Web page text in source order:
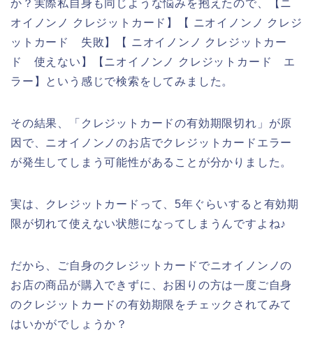
か？実際私自身も同じような悩みを抱えたので、【ニ
オイノンノ クレジットカード】【 ニオイノンノ クレジ
ットカード 失敗】【 ニオイノンノ クレジットカー
ド 使えない】【ニオイノンノ クレジットカード エ
ラー】という感じで検索をしてみました。
その結果、「クレジットカードの有効期限切れ」が原
因で、ニオイノンノのお店でクレジットカードエラー
が発生してしまう可能性があることが分かりました。
実は、クレジットカードって、5年ぐらいすると有効期
限が切れて使えない状態になってしまうんですよね♪
だから、ご自身のクレジットカードでニオイノンノの
お店の商品が購入できずに、お困りの方は一度ご自身
のクレジットカードの有効期限をチェックされてみて
はいかがでしょうか？